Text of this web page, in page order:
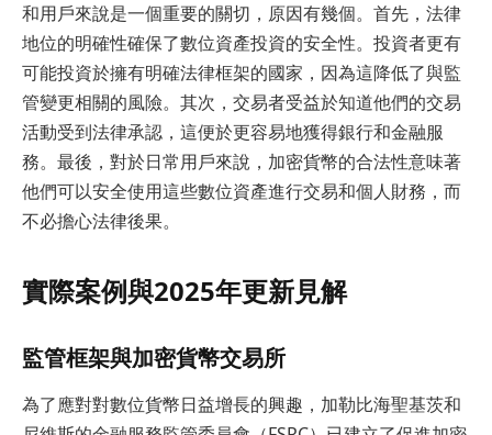
和用戶來說是一個重要的關切，原因有幾個。首先，法律
地位的明確性確保了數位資產投資的安全性。投資者更有
可能投資於擁有明確法律框架的國家，因為這降低了與監
管變更相關的風險。其次，交易者受益於知道他們的交易
活動受到法律承認，這便於更容易地獲得銀行和金融服
務。最後，對於日常用戶來說，加密貨幣的合法性意味著
他們可以安全使用這些數位資產進行交易和個人財務，而
不必擔心法律後果。
實際案例與2025年更新見解
監管框架與加密貨幣交易所
為了應對對數位貨幣日益增長的興趣，加勒比海聖基茨和